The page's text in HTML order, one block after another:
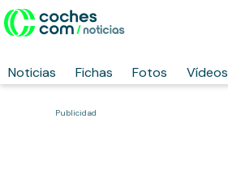
Noticias Fichas Fotos Vídeos
Publicidad